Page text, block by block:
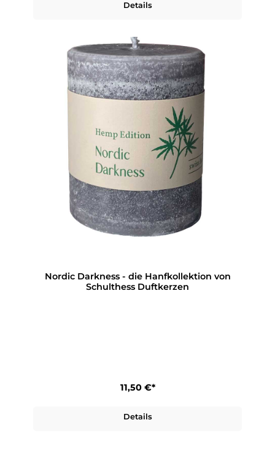
Details
Nordic Darkness - die Hanfkollektion von
Schulthess Duftkerzen
11,50 €*
Details